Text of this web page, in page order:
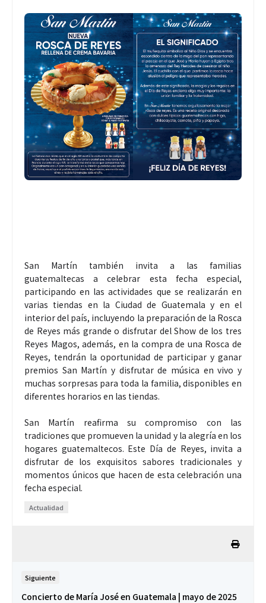
San Martín también invita a las familias
guatemaltecas a celebrar esta fecha especial,
participando en las actividades que se realizarán en
varias tiendas en la Ciudad de Guatemala y en el
interior del país, incluyendo la preparación de la Rosca
de Reyes más grande o disfrutar del Show de los tres
Reyes Magos, además, en la compra de una Rosca de
Reyes, tendrán la oportunidad de participar y ganar
premios San Martín y disfrutar de música en vivo y
muchas sorpresas para toda la familia, disponibles en
diferentes horarios en las tiendas.
San Martín reafirma su compromiso con las
tradiciones que promueven la unidad y la alegría en los
hogares guatemaltecos. Este Día de Reyes, invita a
disfrutar de los exquisitos sabores tradicionales y
momentos únicos que hacen de esta celebración una
fecha especial.
Actualidad
Siguiente
Concierto de María José en Guatemala | mayo de 2025